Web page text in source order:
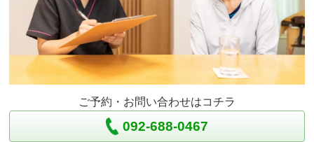
ご予約・お問い合わせはコチラ
092-688-0467